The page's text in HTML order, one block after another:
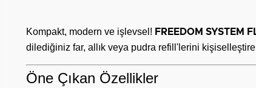
Kompakt, modern ve işlevsel! FREEDOM SYSTEM
dilediğiniz far, allık veya pudra refill'lerini
Öne Çıkan Özellikler